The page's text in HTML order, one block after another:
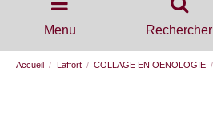
Menu Rechercher
Accueil Laffort COLLAGE EN OENOLOGIE